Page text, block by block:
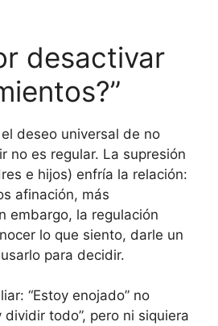
desactivar
deseo universal de no
no es regular. La supresión
e hijos) enfría la relación:
afinación, más
embargo, la regulación
lo que siento, darle un
para decidir.
“Estoy enojado” no
dividir todo”, pero ni siquiera